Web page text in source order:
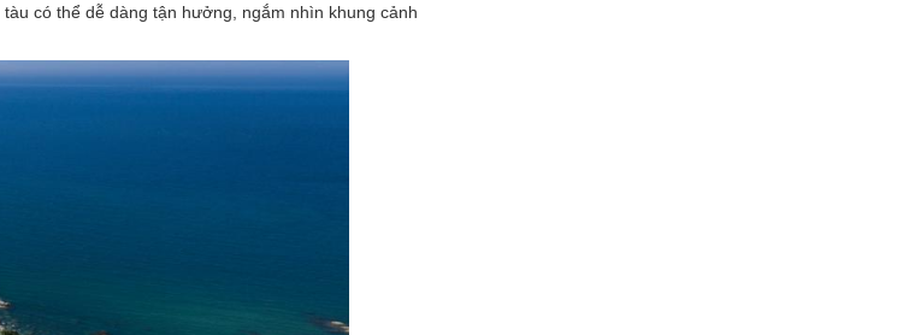
có thể dễ dàng tận hưởng, ngắm nhìn khung cảnh